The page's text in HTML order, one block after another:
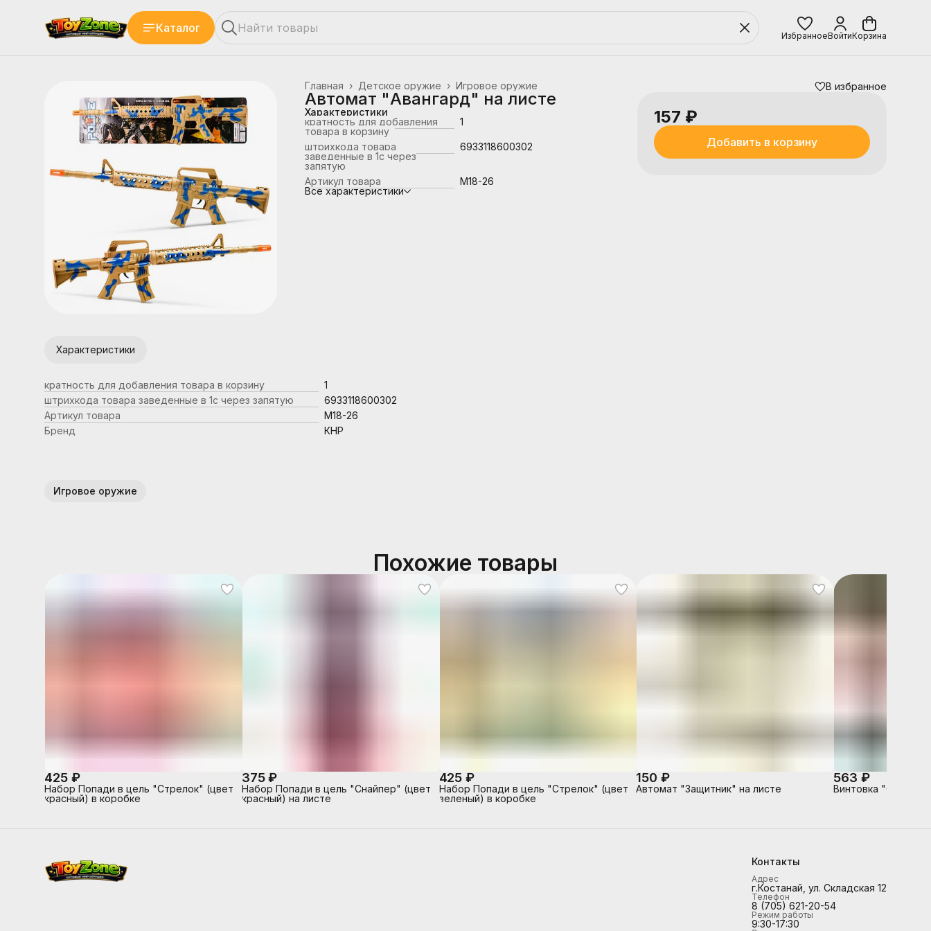
Каталог
ИзбранноеВойтиКорзина
Игровое оружие
Детское оружие ›
Главная ›
Автомат "Авангард" на листе
Характеристики
кратность для добавления
товара в корзину
1
штрихкода товара
заведенные в 1с через
запятую
6933118600302
Артикул товара
M18-26
Все характеристики
В избранное
157 ₽
Добавить в корзину
Характеристики
кратность для добавления товара в корзину
1
штрихкода товара заведенные в 1с через запятую
6933118600302
Артикул товара
M18-26
Бренд
КНР
Игровое оружие
Похожие товары
425 ₽
Набор Попади в цель "Стрелок" (цвет
красный) в коробке
375 ₽
Набор Попади в цель "Снайпер" (цвет
красный) на листе
425 ₽
Набор Попади в цель "Стрелок" (цвет
зеленый) в коробке
150 ₽
Автомат "Защитник" на листе
563 ₽
Винтовка
Контакты
Адрес
г.Костанай, ул. Складская 12
Телефон
8 (705) 621-20-54
Режим работы
9:30-17:30